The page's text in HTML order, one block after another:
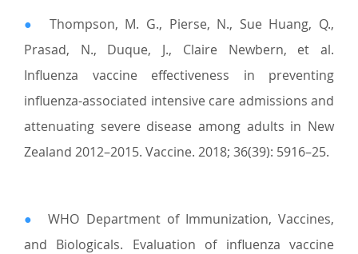
● Thompson, M. G., Pierse, N., Sue Huang, Q.,
Prasad, N., Duque, J., Claire Newbern, et al.
Influenza vaccine effectiveness in preventing
influenza-associated intensive care admissions and
attenuating severe disease among adults in New
Zealand 2012–2015. Vaccine. 2018; 36(39): 5916–25.
●WHO Department of Immunization, Vaccines,
and Biologicals. Evaluation of influenza vaccine